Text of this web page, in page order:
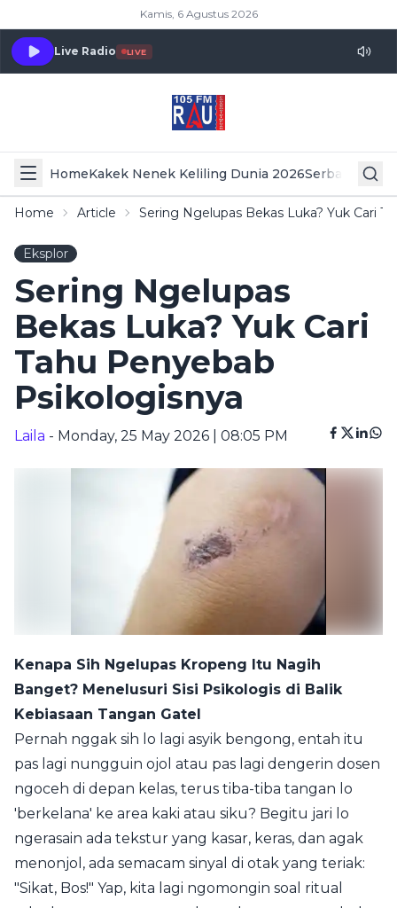
Kamis, 6 Agustus 2026
Live Radio LIVE
HomeKakek Nenek Keliling Dunia 2026Serba Serbi
Home Article Sering Ngelupas Bekas Luka? Yuk Cari
Eksplor
Sering Ngelupas
Bekas Luka? Yuk Cari
Tahu Penyebab
Psikologisnya
Laila - Monday, 25 May 2026 | 08:05 PM
Kenapa Sih Ngelupas Kropeng Itu Nagih
Banget? Menelusuri Sisi Psikologis di Balik
Kebiasaan Tangan Gatel
Pernah nggak sih lo lagi asyik bengong, entah itu
pas lagi nungguin ojol atau pas lagi dengerin dosen
ngoceh di depan kelas, terus tiba-tiba tangan lo
'berkelana' ke area kaki atau siku? Begitu jari lo
ngerasain ada tekstur yang kasar, keras, dan agak
menonjol, ada semacam sinyal di otak yang teriak:
"Sikat, Bos!" Yap, kita lagi ngomongin soal ritual